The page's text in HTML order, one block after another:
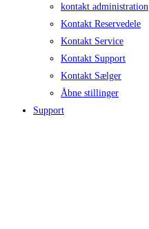
kontakt administration
Kontakt Reservedele
Kontakt Service
Kontakt Support
Kontakt Sælger
Åbne stillinger
Support